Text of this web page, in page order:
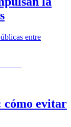
entre
cómo evitar